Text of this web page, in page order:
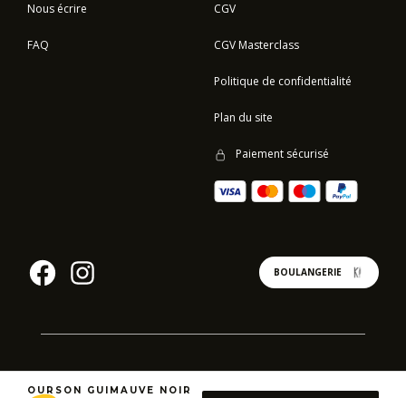
OURSON GUIMAUVE NOIR
Nous écrire
FAQ
CGV
CGV Masterclass
Politique de confidentialité
Plan du site
Paiement sécurisé
BOULANGERIE
© 2023 - CHRISTOPHE MICHALAK - TOUS DROITS RÉSERVÉS -
AND CO – AGENCE DIGITALE